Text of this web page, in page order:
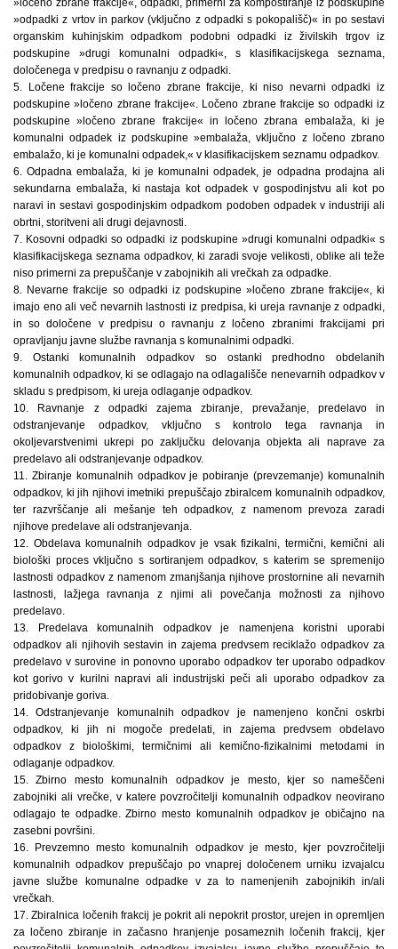
»odpadki z vrtov in parkov (vključno z odpadki s pokopališč)« in po sestavi
organskim kuhinjskim odpadkom podobni odpadki iz živilskih trgov iz
podskupine »drugi komunalni odpadki«, s klasifikacijskega seznama,
določenega v predpisu o ravnanju z odpadki.
5. Ločene frakcije so ločeno zbrane frakcije, ki niso nevarni odpadki iz
podskupine »ločeno zbrane frakcije«. Ločeno zbrane frakcije so odpadki iz
podskupine »ločeno zbrane frakcije« in ločeno zbrana embalaža, ki je
komunalni odpadek iz podskupine »embalaža, vključno z ločeno zbrano
embalažo, ki je komunalni odpadek,« v klasifikacijskem seznamu odpadkov.
6. Odpadna embalaža, ki je komunalni odpadek, je odpadna prodajna ali
sekundarna embalaža, ki nastaja kot odpadek v gospodinjstvu ali kot po
naravi in sestavi gospodinjskim odpadkom podoben odpadek v industriji ali
obrtni, storitveni ali drugi dejavnosti.
7. Kosovni odpadki so odpadki iz podskupine »drugi komunalni odpadki« s
klasifikacijskega seznama odpadkov, ki zaradi svoje velikosti, oblike ali teže
niso primerni za prepuščanje v zabojnikih ali vrečkah za odpadke.
8. Nevarne frakcije so odpadki iz podskupine »ločeno zbrane frakcije«, ki
imajo eno ali več nevarnih lastnosti iz predpisa, ki ureja ravnanje z odpadki,
in so določene v predpisu o ravnanju z ločeno zbranimi frakcijami pri
opravljanju javne službe ravnanja s komunalnimi odpadki.
9. Ostanki komunalnih odpadkov so ostanki predhodno obdelanih
komunalnih odpadkov, ki se odlagajo na odlagališče nenevarnih odpadkov v
skladu s predpisom, ki ureja odlaganje odpadkov.
10. Ravnanje z odpadki zajema zbiranje, prevažanje, predelavo in
odstranjevanje odpadkov, vključno s kontrolo tega ravnanja in
okoljevarstvenimi ukrepi po zaključku delovanja objekta ali naprave za
predelavo ali odstranjevanje odpadkov.
11. Zbiranje komunalnih odpadkov je pobiranje (prevzemanje) komunalnih
odpadkov, ki jih njihovi imetniki prepuščajo zbiralcem komunalnih odpadkov,
ter razvrščanje ali mešanje teh odpadkov, z namenom prevoza zaradi
njihove predelave ali odstranjevanja.
12. Obdelava komunalnih odpadkov je vsak fizikalni, termični, kemični ali
biološki proces vključno s sortiranjem odpadkov, s katerim se spremenijo
lastnosti odpadkov z namenom zmanjšanja njihove prostornine ali nevarnih
lastnosti, lažjega ravnanja z njimi ali povečanja možnosti za njihovo
predelavo.
13. Predelava komunalnih odpadkov je namenjena koristni uporabi
odpadkov ali njihovih sestavin in zajema predvsem reciklažo odpadkov za
predelavo v surovine in ponovno uporabo odpadkov ter uporabo odpadkov
kot gorivo v kurilni napravi ali industrijski peči ali uporabo odpadkov za
pridobivanje goriva.
14. Odstranjevanje komunalnih odpadkov je namenjeno končni oskrbi
odpadkov, ki jih ni mogoče predelati, in zajema predvsem obdelavo
odpadkov z biološkimi, termičnimi ali kemično-fizikalnimi metodami in
odlaganje odpadkov.
15. Zbirno mesto komunalnih odpadkov je mesto, kjer so nameščeni
zabojniki ali vrečke, v katere povzročitelji komunalnih odpadkov neovirano
odlagajo te odpadke. Zbirno mesto komunalnih odpadkov je običajno na
zasebni površini.
16. Prevzemno mesto komunalnih odpadkov je mesto, kjer povzročitelji
komunalnih odpadkov prepuščajo po vnaprej določenem urniku izvajalcu
javne službe komunalne odpadke v za to namenjenih zabojnikih in/ali
vrečkah.
17. Zbiralnica ločenih frakcij je pokrit ali nepokrit prostor, urejen in opremljen
za ločeno zbiranje in začasno hranjenje posameznih ločenih frakcij, kjer